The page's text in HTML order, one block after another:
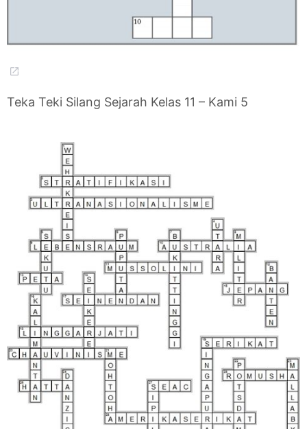
Teka Teki Silang Sejarah Kelas 11 – Kami 5